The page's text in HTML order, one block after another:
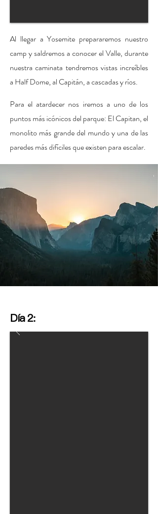
Al llegar a Yosemite prepararemos nuestro
camp y saldremos a conocer el Valle, durante
nuestra caminata tendremos vistas increíbles
a Half Dome, al Capitán, a cascadas y ríos.
Para el atardecer nos iremos a uno de los
puntos más icónicos del parque: El Capitan, el
monolito más grande del mundo y una de las
paredes más difíciles que existen para escalar.
Día 2: